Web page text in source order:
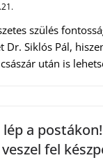
szülés
Dr. Siklós Pál,
után is
lép a
fel